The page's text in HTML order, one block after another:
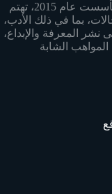
فاصلة للنشر هي دار نشر مصرية تأسست عام 2015، تهتم
بما في ذلك الأدب،
نشر المعرفة والإبداع،
المواهب الشابة